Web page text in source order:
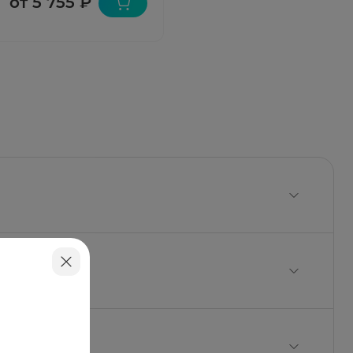
саломаса или твердый